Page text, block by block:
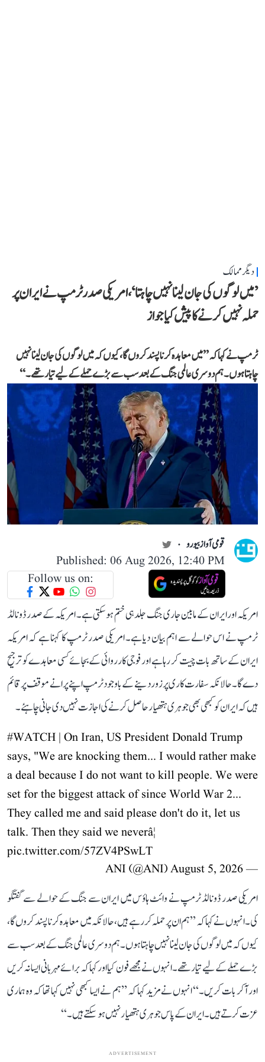
دیگر ممالک
’میں لوگوں کی جان لینا نہیں چاہتا‘، امریکی صدر ٹرمپ نے ایران پر
حملہ نہیں کرنے کا پیش کیا جواز
ٹرمپ نے کہا کہ ’’میں معاہدہ کرنا پسند کروں گا، کیوں کہ میں لوگوں کی جان لینا نہیں
چاہتا ہوں۔ ہم دوسری عالمی جنگ کے بعد سب سے بڑے حملے کے لیے تیار تھے۔‘‘
قومی آواز بیورو
Published: 06 Aug 2026, 12:40 PM
Follow us on:
امریکہ اور ایران کے مابین جاری جنگ جلد ہی ختم ہو سکتی ہے۔ امریکہ کے صدر ڈونالڈ
ٹرمپ نے اس حوالے سے اہم بیان دیا ہے۔ امریکی صدر ٹرمپ کا کہنا ہے کہ امریکہ
ایران کے ساتھ بات چیت کر رہا ہے اور فوجی کارروائی کے بجائے کسی معاہدے کو ترجیح
دے گا۔ حالانکہ سفارت کاری پر زور دینے کے باوجود ٹرمپ اپنے پرانے موقف پر قائم
ہیں کہ ایران کو کبھی بھی جوہری ہتھیار حاصل کرنے کی اجازت نہیں دی جانی چاہئے۔
#WATCH | On Iran, US President Donald Trump
says, "We are knocking them... I would rather make
a deal because I do not want to kill people. We were
set for the biggest attack of since World War 2...
They called me and said please don't do it, let us
talk. Then they said we neverâ¦
pic.twitter.com/57ZV4PSwLT
— ANI (@ANI)
August 5, 2026
امریکی صدر ڈونالڈ ٹرمپ نے وائٹ ہاؤس میں ایران سے جنگ کے حوالے سے گفتگو
کی۔ انہوں نے کہا کہ ’’ہم ان پر حملہ کر رہے ہیں، حالانکہ میں معاہدہ کرنا پسند کروں گا،
کیوں کہ میں لوگوں کی جان لینا نہیں چاہتا ہوں۔ ہم دوسری عالمی جنگ کے بعد سب سے
بڑے حملے کے لیے تیار تھے۔ انہوں نے مجھے فون کیا اور کہا کہ برائے مہربانی ایسا نہ کریں
اور آکر بات کریں۔‘‘ انہوں نے مزید کہا کہ ’’ہم نے ایسا کبھی نہیں کہا تھا کہ وہ ہماری
عزت کرتے ہیں۔ ایران کے پاس جوہری ہتھیار نہیں ہو سکتے ہیں۔‘‘
ADVERTISEMENT